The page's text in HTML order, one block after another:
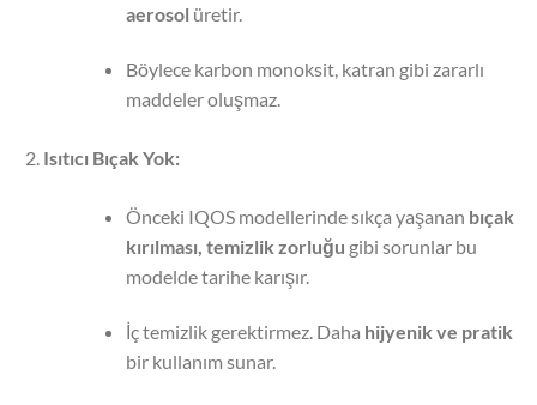
aerosol üretir.
Böylece karbon monoksit, katran gibi zararlı
maddeler oluşmaz.
Isıtıcı Bıçak Yok:
Önceki IQOS modellerinde sıkça yaşanan bıçak
kırılması, temizlik zorluğu gibi sorunlar bu
modelde tarihe karışır.
İç temizlik gerektirmez. Daha hijyenik ve pratik
bir kullanım sunar.